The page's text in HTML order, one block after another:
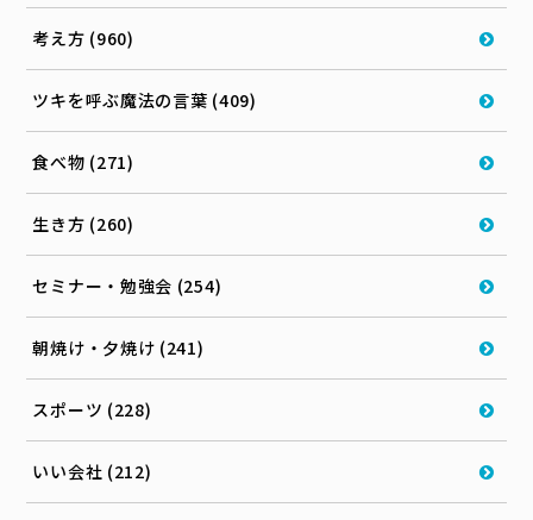
考え方 (960)
ツキを呼ぶ魔法の言葉 (409)
食べ物 (271)
生き方 (260)
セミナー・勉強会 (254)
朝焼け・夕焼け (241)
スポーツ (228)
いい会社 (212)